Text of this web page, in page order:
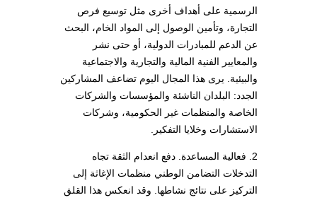
الرسمية على أهداف أخرى مثل توسيع فرص
التجارة، وتأمين الوصول إلى المواد الخام، البحث
عن الدعم للمبادرات الدولية، أو حتى نشر
والمعايير الفنية المالية والتجارية والاجتماعية
والبيئية. يرى هذا المجال اليوم تضاعف المشاركين
الجدد: البلدان الناشئة والمؤسسات والشركات
الخاصة والمنظمات غير الحكومية، وشركات
الاستشارات وخلايا التفكير.
2. فعالية المساعدة. دفع انعدام الثقة تجاه
التدخلات التضامن الوطني منظمات الإغاثة إلى
التركيز على نتائج نشاطها. وقد انعكس هذا القلق